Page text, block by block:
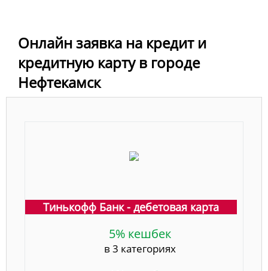
Онлайн заявка на кредит и
кредитную карту в городе
Нефтекамск
Тинькофф Банк - дебетовая карта
5% кешбек
в 3 категориях